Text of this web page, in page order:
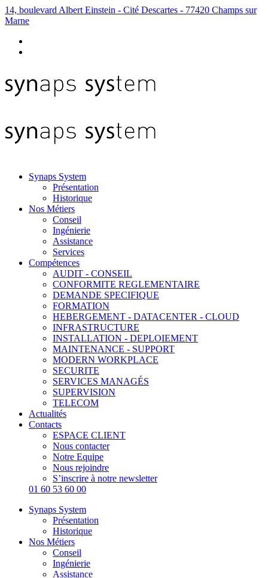
14, boulevard Albert Einstein - Cité Descartes - 77420 Champs sur
Marne
Synaps System
Présentation
Historique
Nos Métiers
Conseil
Ingénierie
Assistance
Services
Compétences
AUDIT - CONSEIL
CONFORMITE REGLEMENTAIRE
DEMANDE SPECIFIQUE
FORMATION
HEBERGEMENT - DATACENTER - CLOUD
INFRASTRUCTURE
INSTALLATION - DEPLOIEMENT
MAINTENANCE - SUPPORT
MODERN WORKPLACE
SECURITE
SERVICES MANAGÉS
SUPERVISION
TELECOM
Actualités
Contacts
ESPACE CLIENT
Nous contacter
Notre Equipe
Nous rejoindre
S’inscrire à notre newsletter
01 60 53 60 00
Synaps System
Présentation
Historique
Nos Métiers
Conseil
Ingénierie
Assistance